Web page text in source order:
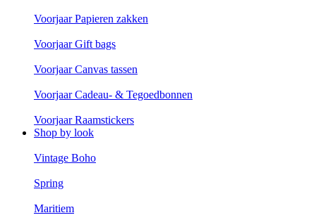
Voorjaar Papieren zakken
Voorjaar Gift bags
Voorjaar Canvas tassen
Voorjaar Cadeau- & Tegoedbonnen
Voorjaar Raamstickers
Shop by look
Vintage Boho
Spring
Maritiem